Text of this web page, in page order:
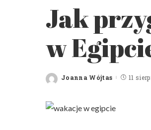
Jak
w
Posted
Joanna Wójtas 11